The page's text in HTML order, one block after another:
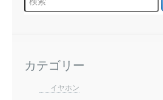
カテゴリー
イヤホン